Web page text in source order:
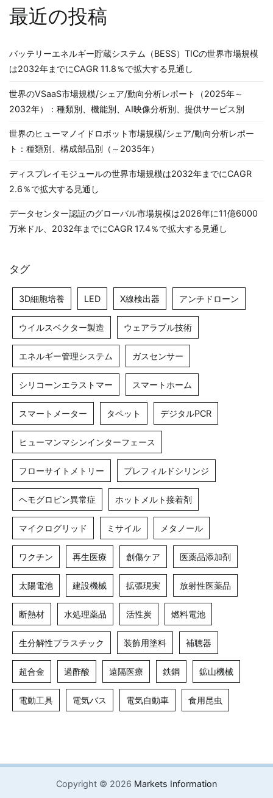
最近の投稿
バッテリーエネルギー貯蔵システム（BESS）TICの世界市場規模
は2032年までにCAGR 11.8％で拡大する見通し
世界のVSaaS市場規模/シェア/動向分析レポート（2025年～
2032年）：種類別、機能別、AI映像分析別、提供サービス別
世界のヒューマノイドロボット市場規模/シェア/動向分析レポー
ト：種類別、構成部品別（～2035年）
ディスプレイモジュールの世界市場規模は2032年までにCAGR
2.6％で拡大する見通し
データセンター認証のグローバル市場規模は2026年に11億6000
万米ドル、2032年までにCAGR 17.4％で拡大する見通し
タグ
3D細胞培養 LED X線検出器 アンチドローン
ウイルスベクター製造 ウェアラブル技術
エネルギー管理システム ガスセンサー
シリコーンエラストマー スマートホーム
スマートメーター タペット デジタルPCR
ヒューマンマシンインターフェース
フローサイトメトリー プレフィルドシリンジ
ヘモグロビン異常症 ホットメルト接着剤
マイクログリッド ミサイル メタノール
ワクチン 再生医療 創傷ケア 医薬品添加剤
太陽電池 建設機械 拡張現実 放射性医薬品
断熱材 水処理薬品 活性炭 燃料電池
生分解性プラスチック 装飾用塗料 補聴器
超合金 過酢酸 遠隔医療 鉄鋼 鉱山機械
電動工具 電気バス 電気自動車 食用昆虫
Copyright © 2026 Markets Information